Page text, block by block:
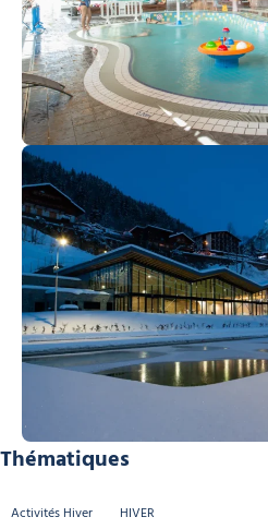
Thématiques
Activités Hiver HIVER